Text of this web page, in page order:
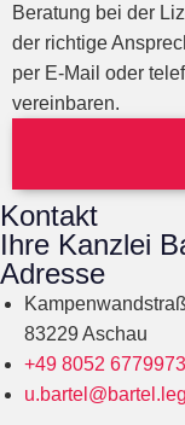
Beratung bei der
der richtige
per E-Mail oder
vereinbaren.
Kontakt
Ihre Kanzlei
Adresse
83229 Aschau
+49 8052 6779973